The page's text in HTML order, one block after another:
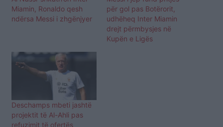
Miamin, Ronaldo qesh
ndërsa Messi i zhgënjyer
për gol pas Botërorit,
udhëheq Inter Miamin
drejt përmbysjes në
Kupën e Ligës
Deschamps mbeti jashtë
projektit të Al-Ahli pas
refuzimit të ofertës